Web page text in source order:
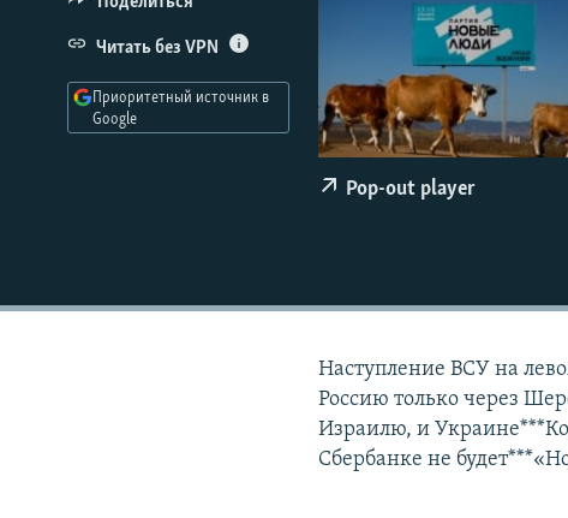
СЕВЕР.РЕАЛИИ
СИБИРЬ.РЕАЛИИ
РАСПИСАНИЕ ВЕЩАНИЯ
Pop-out player
Читать без VPN
Приоритетный источник в
Google
Наступление ВСУ на
Россию только через
Израилю, и
Сбербанке не